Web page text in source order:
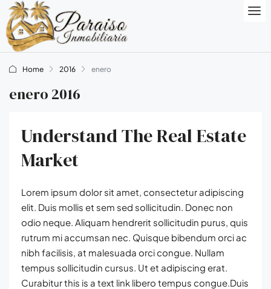
Home 2016 enero
enero 2016
Understand The Real Estate
Market
Lorem ipsum dolor sit amet, consectetur adipiscing
elit. Duis mollis et sem sed sollicitudin. Donec non
odio neque. Aliquam hendrerit sollicitudin purus, quis
rutrum mi accumsan nec. Quisque bibendum orci ac
nibh facilisis, at malesuada orci congue. Nullam
tempus sollicitudin cursus. Ut et adipiscing erat.
Curabitur this is a text link libero tempus congue.Duis